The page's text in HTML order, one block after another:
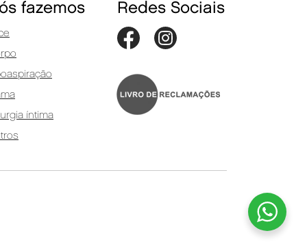
fazemos
íntima
Redes Sociais